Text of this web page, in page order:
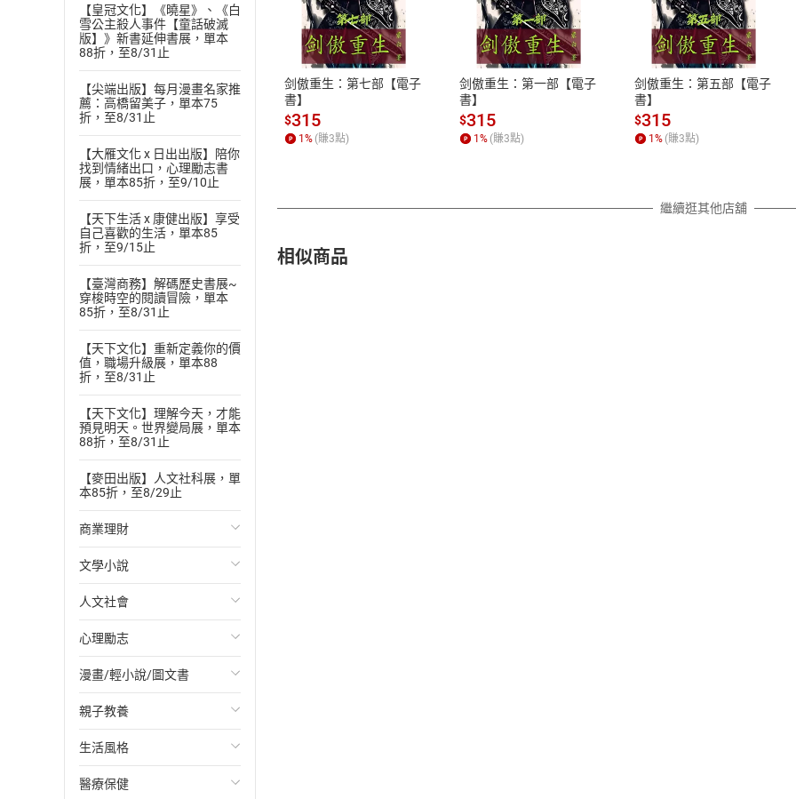
【皇冠文化】《曉星》、《白
雪公主殺人事件【童話破滅
版】》新書延伸書展，單本
88折，至8/31止
【尖端出版】每月漫畫名家推
薦：高橋留美子，單本75
折，至8/31止
【大雁文化 x 日出出版】陪你
找到情緒出口，心理勵志書
展，單本85折，至9/10止
【天下生活 x 康健出版】享受
自己喜歡的生活，單本85
折，至9/15止
【臺灣商務】解碼歷史書展~
穿梭時空的閱讀冒險，單本
85折，至8/31止
【天下文化】重新定義你的價
值，職場升級展，單本88
折，至8/31止
【天下文化】理解今天，才能
預見明天。世界變局展，單本
88折，至8/31止
【麥田出版】人文社科展，單
本85折，至8/29止
商業理財
投資理財
經濟/趨勢
財務/金融
管理/領導
職場工作術
成功法
行銷/廣告
文學小說
歐美文學
日本文學
韓國文學
華文文學
經典文學
成長/家庭生活小說
人文社會
國際關係
政治
社會科學
台灣/中國歷史
日/韓歷史
心理勵志
心靈成長/情緒
人際關係
兩性關係
心理學
漫畫/輕小說/圖文書
輕小說
奇幻/科幻
愛情故事
親子教養
教育現場
兒童文學/故事
生活風格
飲食/食譜
醫療保健
付款方式
ATM轉帳、信用卡、LINE PAY、AFTEE
退換貨規範
本店是否提供消費者保護法七日猶
之權利，遽消費者保護法及通訊交
除權合理例外情事適用準則，依商
質各有不同規定。詳細退換貨說明
照各商品說明。
剑傲重生：第七部【電子
書】
$315
1 % (賺3點)
剑傲重生：第一部【電子
書】
$315
1 % (賺3點)
剑傲重生：第五部【電子
書】
$315
1 % (賺3點)
繼續逛其他店舖
相似商品